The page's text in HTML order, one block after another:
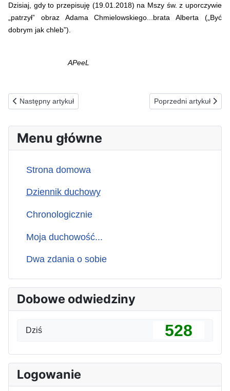
Dzisiaj, gdy to przepisuję (19.01.2018) na Mszy św. z uporczywie
„patrzył” obraz Adama Chmielowskiego...brata Alberta („Być
dobrym jak chleb”).
APeeL
Poprzednia strona: 17.03.1993(ś) ZA OFIARY SZATAŃSKIEGO
Następny artykuł Następna strona:
Poprzedni artykuł
Menu główne
Strona domowa
Dziennik duchowy
Chronologicznie
Moja duchowość...
Dwa zdania o sobie
Dobowe odwiedziny
Dziś 528
Logowanie